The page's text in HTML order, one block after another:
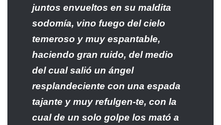
juntos envueltos en su maldita
sodomía, vino fuego del cielo
temeroso y muy espantable,
haciendo gran ruido, del medio
del cual salió un ángel
resplandeciente con una espada
tajante y muy refulgen-te, con la
cual de un solo golpe los mató a